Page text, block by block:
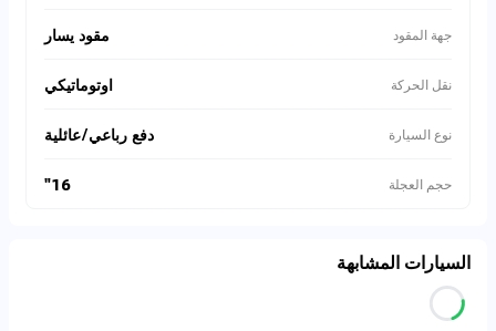
جهة المقود مقود يسار
نقل الحركة اوتوماتيكي
نوع السيارة دفع رباعي/عائلية
حجم العجلة 16"
السيارات المشابهة